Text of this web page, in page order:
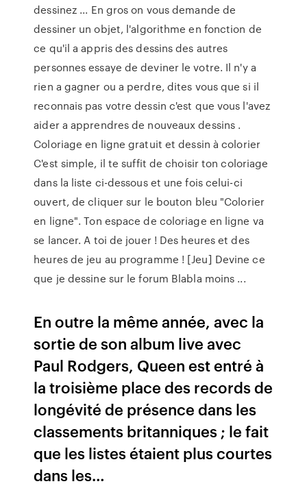
dessinez ... En gros on vous demande de
dessiner un objet, l'algorithme en fonction de
ce qu'il a appris des dessins des autres
personnes essaye de deviner le votre. Il n'y a
rien a gagner ou a perdre, dites vous que si il
reconnais pas votre dessin c'est que vous l'avez
aider a apprendres de nouveaux dessins .
Coloriage en ligne gratuit et dessin à colorier
C'est simple, il te suffit de choisir ton coloriage
dans la liste ci-dessous et une fois celui-ci
ouvert, de cliquer sur le bouton bleu "Colorier
en ligne". Ton espace de coloriage en ligne va
se lancer. A toi de jouer ! Des heures et des
heures de jeu au programme ! [Jeu] Devine ce
que je dessine sur le forum Blabla moins ...
En outre la même année, avec la
sortie de son album live avec
Paul Rodgers, Queen est entré à
la troisième place des records de
longévité de présence dans les
classements britanniques ; le fait
que les listes étaient plus courtes
dans les…